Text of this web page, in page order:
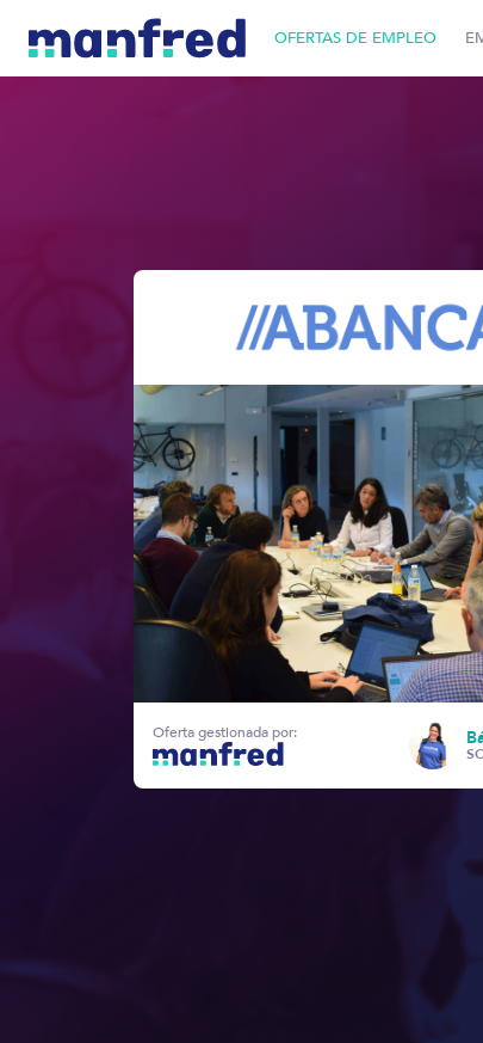
OFERTAS DE EMPLEO
Oferta gestionada por: